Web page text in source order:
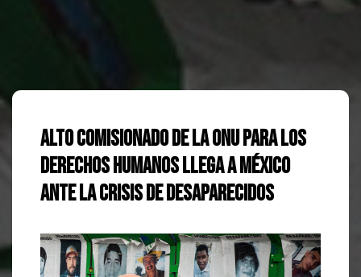
Alto Comisionado de la ONU para los
Derechos Humanos llega a México
ante la crisis de desaparecidos